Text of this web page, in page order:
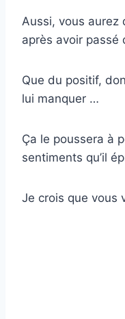
Aussi, vous aurez
après avoir passé
Que du positif,
lui manquer …
Ça le poussera à
sentiments qu’il
Je crois que vous